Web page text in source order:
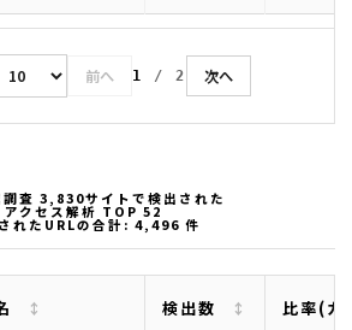
前へ 1 / 2 次へ
調査 3,830サイトで検出された
アクセス解析 TOP 52
れたURLの合計: 4,496 件
検出数 比率(